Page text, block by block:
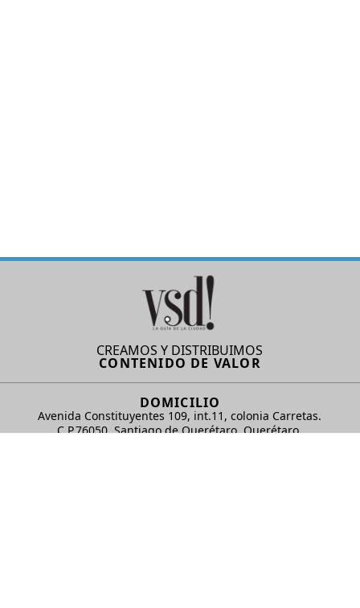
CREAMOS Y DISTRIBUIMOS
CONTENIDO DE VALOR
DOMICILIO
Avenida Constituyentes 109, int.11, colonia Carretas.
C.P.76050. Santiago de Querétaro, Querétaro.